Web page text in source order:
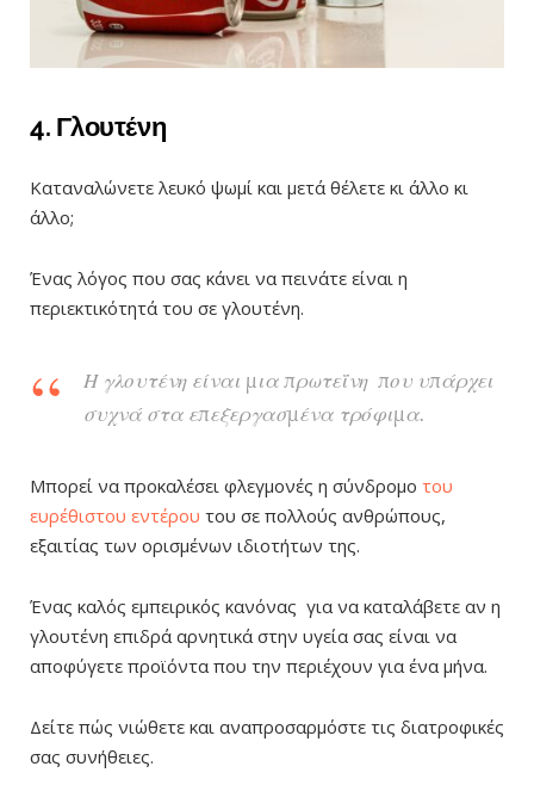
4. Γλουτένη
Καταναλώνετε λευκό ψωμί και μετά θέλετε κι άλλο κι
άλλο;
Ένας λόγος που σας κάνει να πεινάτε είναι η
περιεκτικότητά του σε γλουτένη.
Η γλουτένη είναι μια πρωτεΐνη που υπάρχει
συχνά στα επεξεργασμένα τρόφιμα.
Μπορεί να προκαλέσει φλεγμονές η σύνδρομο του
ευρέθιστου εντέρου του σε πολλούς ανθρώπους,
εξαιτίας των ορισμένων ιδιοτήτων της.
Ένας καλός εμπειρικός κανόνας για να καταλάβετε αν η
γλουτένη επιδρά αρνητικά στην υγεία σας είναι να
αποφύγετε προϊόντα που την περιέχουν για ένα μήνα.
Δείτε πώς νιώθετε και αναπροσαρμόστε τις διατροφικές
σας συνήθειες.